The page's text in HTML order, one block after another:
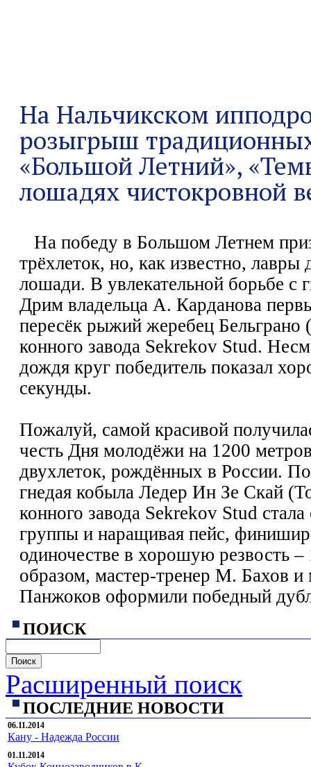
На Нальчикском
розыгрыш
«Большой Летний»,
лошадях чистокровной
На победу в Большом Летнем
трёхлеток, но, как известно, лавры
лошади. В увлекательной борьбе с
Дрим владельца А. Карданова
пересёк рыжий жеребец
конного завода Sekrekov Stud.
дождя круг победитель показал
секунды.
Пожалуй, самой красивой
честь Дня молодёжи на 1200
двухлеток, рождённых в России.
гнедая кобыла Ледер Ин Зе Скай
конного завода Sekrekov Stud
группы и наращивая пейс,
одиночестве в хорошую резвость
образом, мастер-тренер М. Бахов и
Панжоков оформили победный
ПОИСК
Расширенный поиск
ПОСЛЕДНИЕ НОВОСТИ
06.11.2014
Кану - Надежда России
01.11.2014